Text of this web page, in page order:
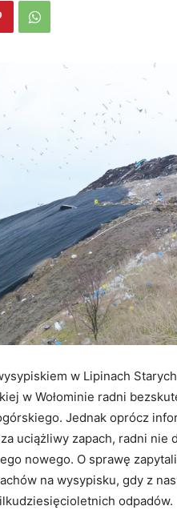
w Lipinach
w Wołominie radni
Jednak oprócz
uciążliwy zapach, radni
nowego. O sprawę
na wysypisku, gdy z
odpadów.